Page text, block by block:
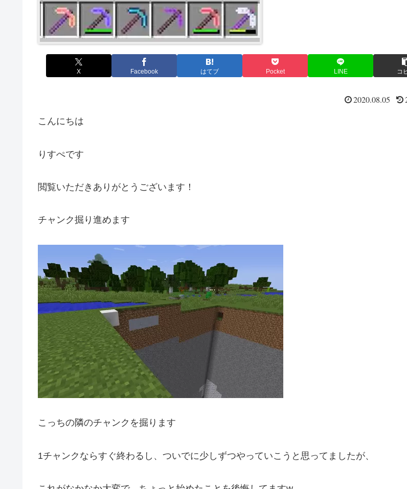
X Facebook はてブ Pocket LINE コ
2020.08.05
こんにちは
りすぺです
閲覧いただきありがとうございます！
チャンク掘り進めます
こっちの隣のチャンクを掘ります
1チャンクならすぐ終わるし、ついでに少しずつやっていこうと思ってましたが、